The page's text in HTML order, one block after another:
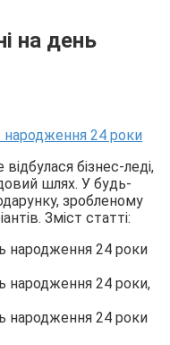
на день
бізнес-леді,
шлях. У будь-
зробленому
Зміст статті:
народження 24 роки
народження 24 роки,
народження 24 роки